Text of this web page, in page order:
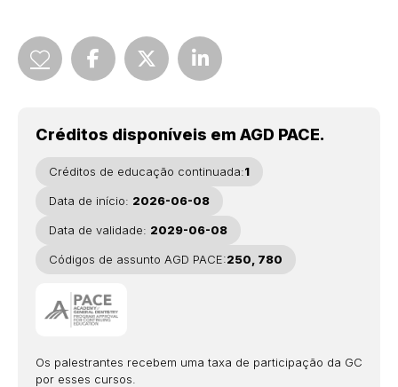
Créditos disponíveis em AGD PACE.
Créditos de educação continuada:1
Data de início: 2026-06-08
Data de validade: 2029-06-08
Códigos de assunto AGD PACE:250, 780
Os palestrantes recebem uma taxa de participação da GC
por esses cursos.